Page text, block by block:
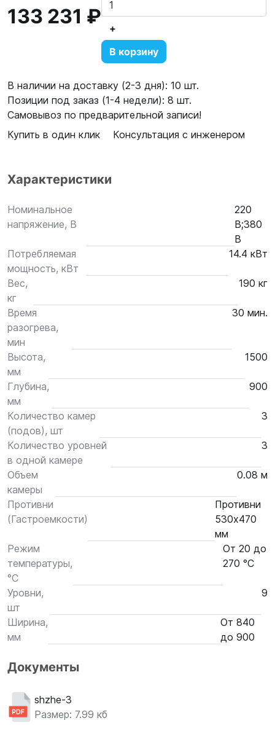
133 231 ₽
+
В корзину
В наличии на доставку (2-3 дня): 10 шт.
Позиции под заказ (1-4 недели): 8 шт.
Самовывоз по предварительной записи!
Купить в один клик
Консультация с инженером
Характеристики
Номинальное
напряжение, В
220
В;380
В
Потребляемая
мощность, кВт
14.4 кВт
Вес,
кг
190 кг
Время
разогрева,
мин
30 мин.
Высота,
мм
1500
Глубина,
мм
900
Количество камер
(подов), шт
3
Количество уровней
в одной камере
3
Объем
камеры
0.08 м
Противни
(Гастроемкости)
Противни
530х470
мм
Режим
температуры,
°С
От 20 до
270 °С
Уровни,
шт
9
Ширина,
мм
От 840
до 900
Документы
shzhe-3
Размер: 7.99 кб